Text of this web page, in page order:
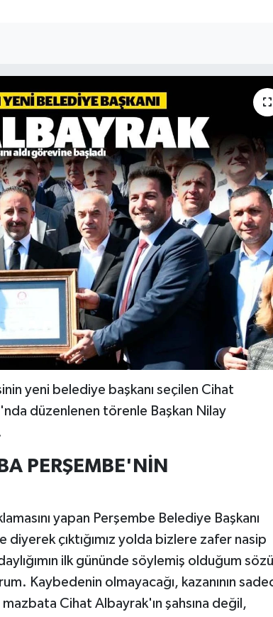
yeni belediye başkanı seçilen Cihat
düzenlenen törenle Başkan Nilay
PERŞEMBE'NİN
yapan Perşembe Belediye Başkanı
çıktığımız yolda bizlere zafer nasip
ilk gününde söylemiş olduğum sözü
Kaybedenin olmayacağı, kazanının
Cihat Albayrak'ın şahsına değil,